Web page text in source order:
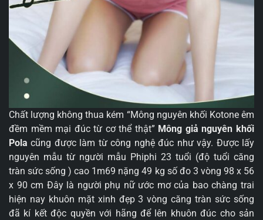
Chất lượng không thua kém “Mông nguyên khối Kotone êm
đềm mềm mại đúc từ cơ thể thật” Mông giả nguyên khối
Polacũng được làm từ công nghệ đúc như vậy. Được lấy
nguyên mẫu từ người mẫu Phiphi 23 tuổi (độ tuổi căng
tràn sức sống ) cao 1m69 nặng 49 kg số đo 3 vòng 98 x 56
x 90 cm Đây là người phụ nữ ước mơ của bao chàng trai
hiện nay khuôn mặt xinh đẹp 3 vòng căng tràn sức sống
đã kí kết độc quyền với hãng để lên khuôn đúc cho sản